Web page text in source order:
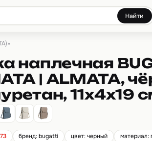
Найти
наплечная
| ALMATA,
11х4х19
бренд: bugatti цвет: черный материал: